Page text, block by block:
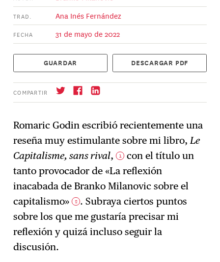
TRAD. Ana Inés Fernández
FECHA 31 de mayo de 2022
GUARDAR DESCARGAR PDF
COMPARTIR
Romaric Godin escribió recientemente una
reseña muy estimulante sobre mi libro,Le
Capitalisme, sans rival, 1
con el título un
tanto provocador de «La reflexión
inacabada de Branko Milanovic sobre el
capitalismo» 2 . Subraya ciertos puntos
sobre los que me gustaría precisar mi
reflexión y quizá incluso seguir la
discusión.